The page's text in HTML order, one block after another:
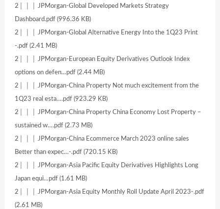
2│ │ │ JPMorgan-Global Developed Markets Strategy
Dashboard.pdf (996.36 KB)
2│ │ │ JPMorgan-Global Alternative Energy Into the 1Q23 Print
-.pdf (2.41 MB)
2│ │ │ JPMorgan-European Equity Derivatives Outlook Index
options on defen…pdf (2.44 MB)
2│ │ │ JPMorgan-China Property Not much excitement from the
1Q23 real esta….pdf (923.29 KB)
2│ │ │ JPMorgan-China Property China Economy Lost Property –
sustained w….pdf (2.73 MB)
2│ │ │ JPMorgan-China Ecommerce March 2023 online sales
Better than expec…-.pdf (720.15 KB)
2│ │ │ JPMorgan-Asia Pacific Equity Derivatives Highlights Long
Japan equi…pdf (1.61 MB)
2│ │ │ JPMorgan-Asia Equity Monthly Roll Update April 2023-.pdf
(2.61 MB)